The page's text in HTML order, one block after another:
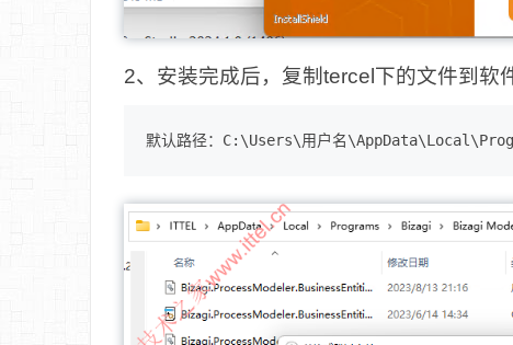
2、安装完成后，复制tercel下的文件到软
默认路径：C:\Users\用户名